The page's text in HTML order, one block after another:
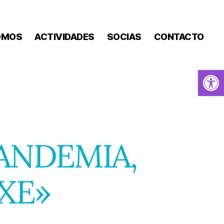
Abrir barra de herramientas
ACTIVIDADES SOCIAS CONTACTO